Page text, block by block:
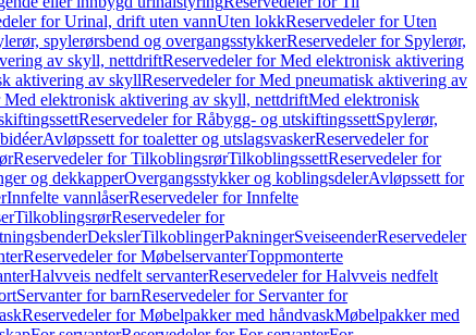
for Urinal, drift uten vannUten lokkReservedeler for Uten
spylerørsbend og overgangsstykkerReservedeler for Spylerør,
av skyll, nettdriftReservedeler for Med elektronisk aktivering
aktivering av skyllReservedeler for Med pneumatisk aktivering av
Med elektronisk aktivering av skyll, nettdriftMed elektronisk
Reservedeler for Råbygg- og utskiftingssettSpylerør,
Avløpssett for toaletter og utslagsvaskerReservedeler for
Reservedeler for TilkoblingsrørTilkoblingssettReservedeler for
og dekkapperOvergangsstykker og koblingsdelerAvløpssett for
Innfelte vannlåserReservedeler for Innfelte
TilkoblingsrørReservedeler for
DekslerTilkoblingerPakningerSveiseenderReservedeler
Reservedeler for MøbelservanterToppmonterte
Halvveis nedfelt servanterReservedeler for Halvveis nedfelt
Servanter for barnReservedeler for Servanter for
Reservedeler for Møbelpakker med håndvaskMøbelpakker med